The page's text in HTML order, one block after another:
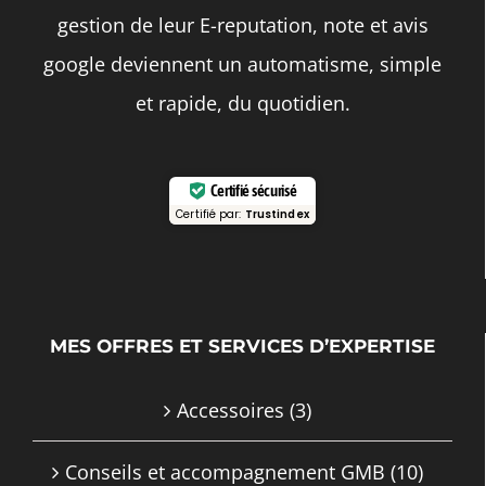
gestion de leur E-reputation, note et avis
google deviennent un automatisme, simple
et rapide, du quotidien.
Certifié sécurisé
Certifié par: Trustindex
MES OFFRES ET SERVICES D’EXPERTISE
Accessoires (3)
Conseils et accompagnement GMB (10)